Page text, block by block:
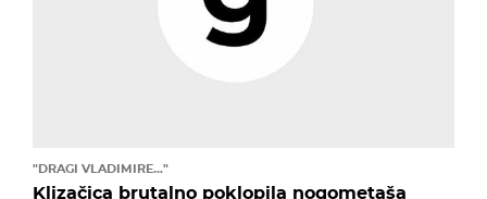
"DRAGI VLADIMIRE..."
Klizačica brutalno poklopila nogometaša